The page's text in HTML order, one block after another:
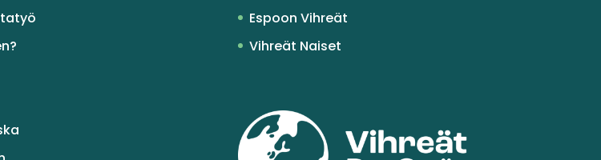
Espoon Vihreät
Vihreät Naiset